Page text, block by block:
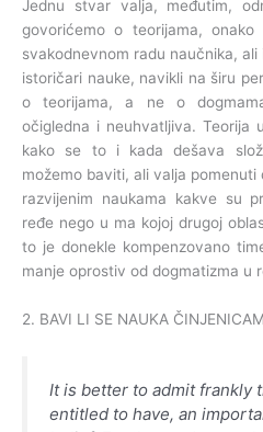
Jednu stvar valja, međutim,
govorićemo o teorijama,
svakodnevnom radu naučnika,
istoričari nauke, navikli na širu
o teorijama, a ne o
očigledna i neuhvatljiva. Teorija
kako se to i kada dešava
možemo baviti, ali valja
razvijenim naukama kakve su
ređe nego u ma kojoj drugoj
to je donekle kompenzovano
manje oprostiv od dogmatizma u
2. BAVI LI SE NAUKA
It is better to admit frankly
entitled to have, an